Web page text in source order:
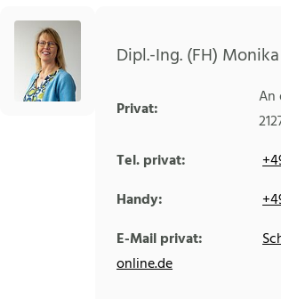
Dipl.-Ing. (FH)
Privat:
An
Tel. privat:
Handy:
E-Mail privat:
online.de